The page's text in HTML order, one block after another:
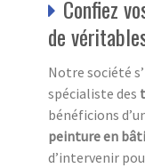
Confiez
de
Notre société
spécialiste des
bénéficions
peinture en
d’intervenir